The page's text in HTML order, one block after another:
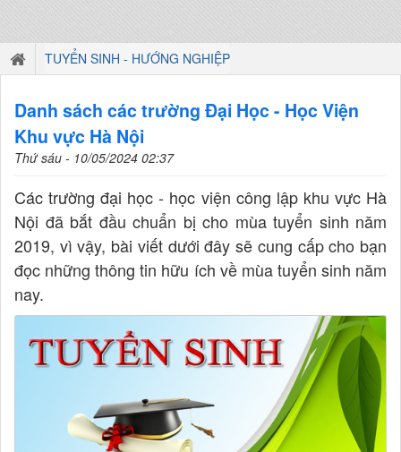
TUYỂN SINH - HƯỚNG NGHIỆP
Danh sách các trường Đại Học - Học Viện
Khu vực Hà Nội
Thứ sáu - 10/05/2024 02:37
Các trường đại học - học viện công lập khu vực Hà
Nội đã bắt đầu chuẩn bị cho mùa tuyển sinh năm
2019, vì vậy, bài viết dưới đây sẽ cung cấp cho bạn
đọc những thông tin hữu ích về mùa tuyển sinh năm
nay.